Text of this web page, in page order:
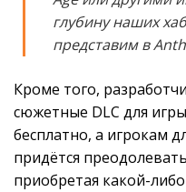
глубину наших
представим в
Кроме того,
сюжетные DLC для
бесплатно, а игрокам
придётся
приобретая какой-